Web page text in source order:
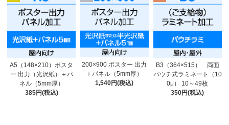
A5（148×210）ポスタ
ー 出力（光沢紙）＋パ
ネル（5mm厚）
385円(税込)
200×900 ポスター 出力
＋パネル（5mm厚）
1,540円(税込)
B3（364×515） 両面
パウチ式ラミネート（10
0μ） 10～49枚
350円(税込)